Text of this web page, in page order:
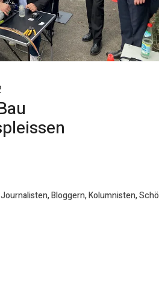
Bloggern, Kolumnisten,